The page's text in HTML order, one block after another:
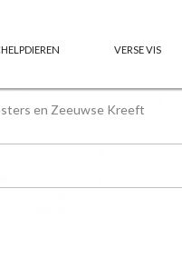
VERSE VIS
en Zeeuwse Kreeft